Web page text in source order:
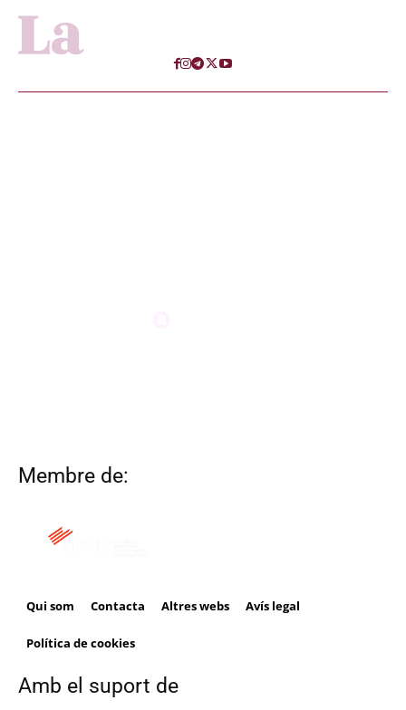
Membre de:
Qui som Contacta Altres webs Avís legal
Política de cookies
Amb el suport de